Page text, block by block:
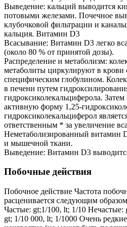
Выведение: кальций выводится
потовыми железами. Почечное
клубочковой фильтрации и
кальция. Витамин D3
Всасывание: Витамин D3 легко
(около 80 % от принятой дозы).
Распределение и метаболизм:
метаболиты циркулируют в крови
специфическим глобулином.
в печени путем
гидроксиколекальциферола. Затем
активную форму 1,25-
гидроксиколекальциферол
ответственным * за увеличение
Неметаболизированный витамин
и мышечной ткани.
Выведение: Витамин D3
Побочные действия
Побочное действие Частота
расценивается следующим
Частые: gt;1/100, lt; 1/10 Нечастые:
gt; 1/10 000, lt; 1/1000 Очень